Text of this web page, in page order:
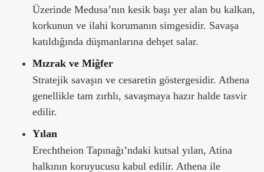
Üzerinde Medusa’nın kesik başı yer alan bu kalkan,
korkunun ve ilahi korumanın simgesidir. Savaşa
katıldığında düşmanlarına dehşet salar.
Mızrak ve Miğfer
Stratejik savaşın ve cesaretin göstergesidir. Athena
genellikle tam zırhlı, savaşmaya hazır halde tasvir
edilir.
Yılan
Erechtheion Tapınağı’ndaki kutsal yılan, Atina
halkının koruyucusu kabul edilir. Athena ile